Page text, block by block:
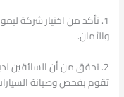
1. تأكد من اختيار شركة
والأمان.
2. تحقق من أن السائقين
تقوم بفحص وصيانة